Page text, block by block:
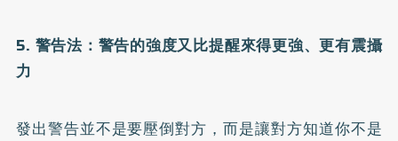
5. 警告法：警告的強度又比提醒來得更強、更有震攝
力
發出警告並不是要壓倒對方，而是讓對方知道你不是